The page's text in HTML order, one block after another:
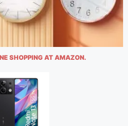
SHOPPING AT AMAZON.